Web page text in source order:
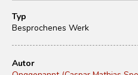
Typ
Besprochenes Werk
Autor